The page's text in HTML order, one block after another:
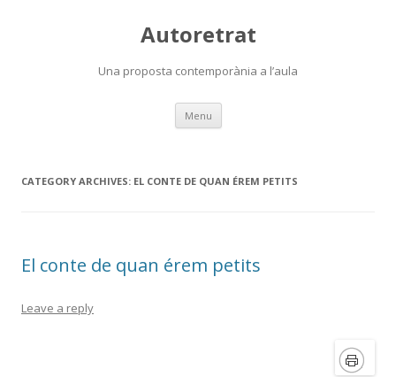
Autoretrat
Una proposta contemporània a l’aula
Menu Skip
content
CATEGORY ARCHIVES: EL CONTE DE QUAN ÉREM PETITS
El conte de quan érem petits
Leave a reply